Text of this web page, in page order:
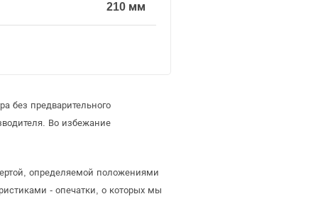
210 мм
без предварительного
Во избежание
определяемой положениями
- опечатки, о которых мы